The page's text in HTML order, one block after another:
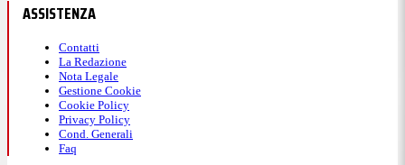
ASSISTENZA
Contatti
La Redazione
Nota Legale
Gestione Cookie
Cookie Policy
Privacy Policy
Cond. Generali
Faq